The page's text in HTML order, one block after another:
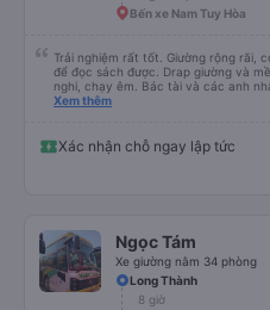
Bến xe Nam Tuy Hòa
Trải nghiệm rất tốt. Giường rộng rãi,
để đọc sách được. Drap giường và
nghi, chạy êm. Bác tài và các anh
trung chuyển về nội thành thành phố
Xem thêm
Xác nhận chỗ ngay lập tức
Ngọc Tám
Xe giường nằm 34 phòng
Long Thành
8 giờ